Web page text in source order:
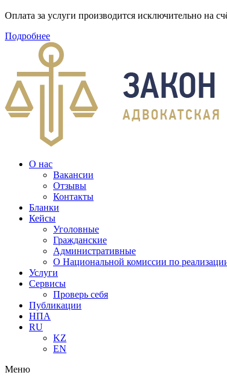
Оплата за услуги производится исключительно
Подробнее
О нас
Вакансии
Отзывы
Контакты
Бланки
Кейсы
Уголовные
Гражданские
Административные
О Национальной комиссии по
Услуги
Сервисы
Проверь себя
Публикации
НПА
RU
KZ
EN
Меню